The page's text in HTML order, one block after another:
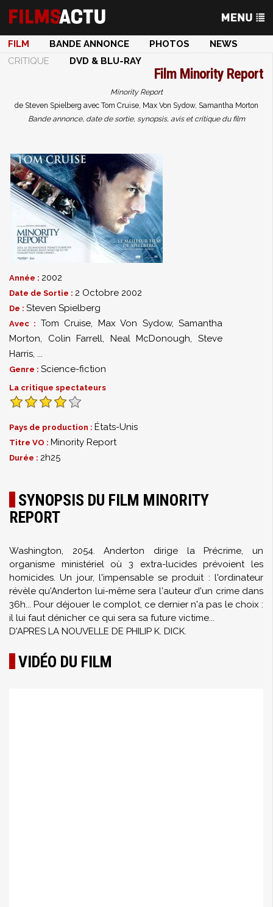
FILM BANDE ANNONCE PHOTOS
NEWS
CRITIQUE
DVD & BLU-RAY
Film Minority Report
Minority Report
de Steven Spielberg avec Tom Cruise, Max Von Sydow, Samantha Morton
Bande annonce, date de sortie, synopsis, avis et critique du film
Année : 2002
Date de Sortie : 2 Octobre 2002
De : Steven Spielberg
Avec : Tom Cruise, Max Von Sydow,Samantha
Morton, Colin Farrell, Neal McDonough,Steve
Harris, ...
Genre : Science-fiction
La critique spectateurs
Pays de production : États-Unis
Titre VO : Minority Report
Durée : 2h25
SYNOPSIS DU FILM MINORITY
REPORT
Washington, 2054. Anderton dirige la Précrime, un
organisme ministériel où 3 extra-lucides prévoient les
homicides. Un jour, l'impensable se produit : l'ordinateur
révèle qu'Anderton lui-même sera l'auteur d'un crime dans
36h... Pour déjouer le complot, ce dernier n'a pas le choix :
il lui faut dénicher ce qui sera sa future victime...
D'APRES LA NOUVELLE DE PHILIP K. DICK.
VIDÉO DU FILM